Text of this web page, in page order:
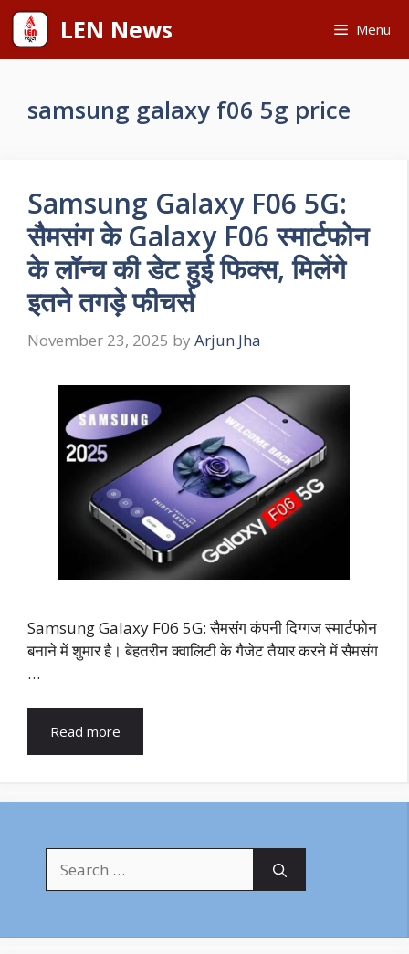
Skip
content
LEN News Menu
samsung galaxy f06 5g price
Samsung Galaxy F06 5G:
सैमसंग के Galaxy F06 स्मार्टफोन
के लॉन्च की डेट हुई फिक्स, मिलेंगे
इतने तगड़े फीचर्स
November 23, 2025 by Arjun Jha
Samsung Galaxy F06 5G: सैमसंग कंपनी दिग्गज स्मार्टफोन
बनाने में शुमार है। बेहतरीन क्वालिटी के गैजेट तैयार करने में सैमसंग
…
Read more
for: